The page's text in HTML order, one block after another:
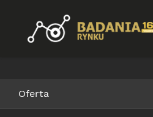
Oferta